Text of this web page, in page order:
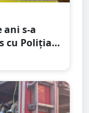
ani s-a
cu Poliția